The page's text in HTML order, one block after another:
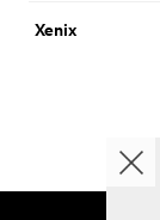
Xenix